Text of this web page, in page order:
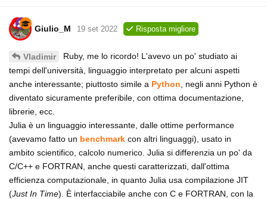
Giulio_M 19 set 2022 Risposta migliore
Vladimir
Ruby, me lo ricordo! L'avevo un po' studiato ai
tempi dell'università, linguaggio interpretato per alcuni aspetti
anche interessante; piuttosto simile a Python , negli anni Python è
diventato sicuramente preferibile, con ottima documentazione,
librerie, ecc.
Julia è un linguaggio interessante, dalle ottime performance
(avevamo fatto un benchmark con altri linguaggi), usato in
ambito scientifico, calcolo numerico. Julia si differenzia un po' da
C/C++ e FORTRAN, anche questi caratterizzati, dall'ottima
efficienza computazionale, in quanto Julia usa compilazione JIT
(Just In Time). È interfacciabile anche con C e FORTRAN, con la